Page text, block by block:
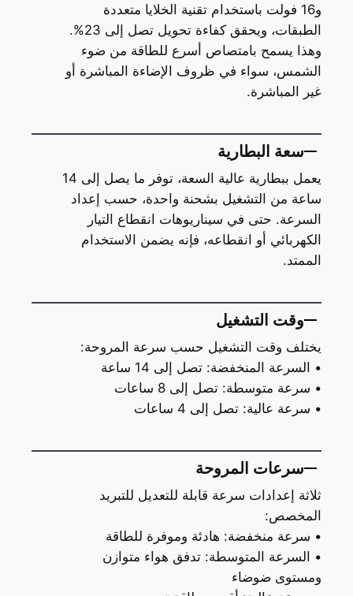
و16 فولت باستخدام تقنية الخلايا متعددة
الطبقات، ويحقق كفاءة تحويل تصل إلى 23%.
وهذا يسمح بامتصاص أسرع للطاقة من ضوء
الشمس، سواء في ظروف الإضاءة المباشرة أو
غير المباشرة.
سعة البطارية
يعمل ببطارية عالية السعة، توفر ما يصل إلى 14
ساعة من التشغيل بشحنة واحدة، حسب إعداد
السرعة. حتى في سيناريوهات انقطاع التيار
الكهربائي أو انقطاعه، فإنه يضمن الاستخدام
الممتد.
وقت التشغيل
يختلف وقت التشغيل حسب سرعة المروحة:
• السرعة المنخفضة: تصل إلى 14 ساعة
• سرعة متوسطة: تصل إلى 8 ساعات
• سرعة عالية: تصل إلى 4 ساعات
سرعات المروحة
ثلاثة إعدادات سرعة قابلة للتعديل للتبريد
المخصص:
• سرعة منخفضة: هادئة وموفرة للطاقة
• السرعة المتوسطة: تدفق هواء متوازن
ومستوى ضوضاء